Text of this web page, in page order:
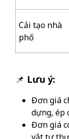
Cải tạo nhà
phố
📌 Lưu ý:
Đơn giá
dựng, ép
Đơn giá